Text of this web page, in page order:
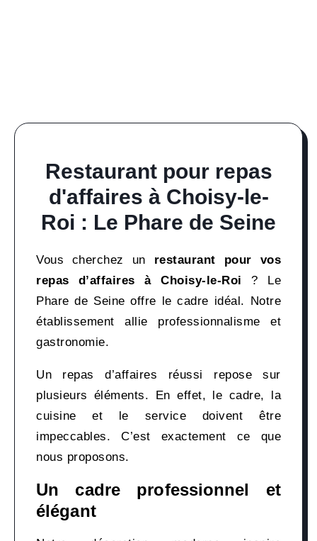
Restaurant pour repas
d'affaires à Choisy-le-
Roi : Le Phare de Seine
Vous cherchez un restaurant pour vos
repas d’affaires à Choisy-le-Roi ? Le
Phare de Seine offre le cadre idéal. Notre
établissement allie professionnalisme et
gastronomie.
Un repas d’affaires réussi repose sur
plusieurs éléments. En effet, le cadre, la
cuisine et le service doivent être
impeccables. C’est exactement ce que
nous proposons.
Un cadre professionnel et
élégant